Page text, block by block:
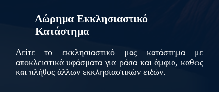
Δώρημα Εκκλησιαστικό
Κατάστημα
Δείτε το εκκλησιαστικό μας κατάστημα με
αποκλειστικά υφάσματα για ράσα και άμφια, καθώς
και πλήθος άλλων εκκλησιαστικών ειδών.